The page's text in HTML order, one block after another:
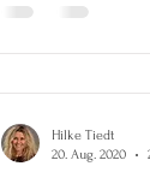
Hilke Tiedt
20. Aug. 2020